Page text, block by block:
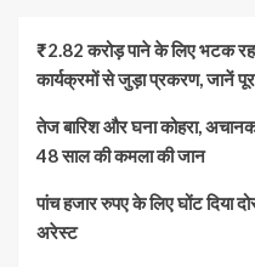
₹2.82 करोड़ पाने के लिए भटक
कार्यक्रमों से जुड़ा प्रकरण, जानें
तेज बारिश और घना कोहरा,
48 साल की कमला की जान
पांच हजार रुपए के लिए घोंट दिया
अरेस्ट